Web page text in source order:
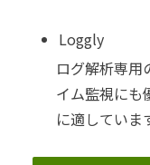
Loggly
ログ解析専用
イム監視にも
に適していま